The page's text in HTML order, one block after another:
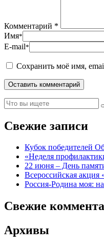
Комментарий *
Имя*
E-mail*
Сохранить моё имя,
Свежие записи
Кубок победителей
«Неделя
22 июня – День
Всероссийская акция
Россия-Родина моя:
Свежие
Архивы